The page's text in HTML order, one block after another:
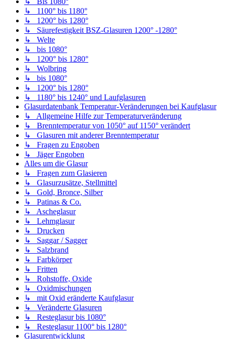
↳ 1100° bis 1180°
↳ 1200° bis 1280°
↳ Säurefestigkeit BSZ-Glasuren 1200° -1280°
↳ Welte
↳ bis 1080°
↳ 1200° bis 1280°
↳ Wolbring
↳ bis 1080°
↳ 1200° bis 1280°
↳ 1180° bis 1240° und Laufglasuren
Glasurdatenbank Temperatur-Veränderungen bei Kaufglasur
↳ Allgemeine Hilfe zur Temperaturveränderung
↳ Brenntemperatur von 1050° auf 1150° verändert
↳ Glasuren mit anderer Brenntemperatur
↳ Fragen zu Engoben
↳ Jäger Engoben
Alles um die Glasur
↳ Fragen zum Glasieren
↳ Glasurzusätze, Stellmittel
↳ Gold, Bronce, Silber
↳ Patinas & Co.
↳ Ascheglasur
↳ Lehmglasur
↳ Drucken
↳ Saggar / Sagger
↳ Salzbrand
↳ Farbkörper
↳ Fritten
↳ Rohstoffe, Oxide
↳ Oxidmischungen
↳ mit Oxid eränderte Kaufglasur
↳ Veränderte Glasuren
↳ Resteglasur bis 1080°
↳ Resteglasur 1100° bis 1280°
Glasurentwicklung